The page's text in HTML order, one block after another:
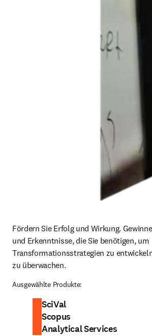
Fördern Sie Erfolg und Wirkung.
und Erkenntnisse, die Sie benötigen, um
Transformationsstrategien zu
zu überwachen.
Ausgewählte Produkte:
SciVal
Scopus
Analytical Services